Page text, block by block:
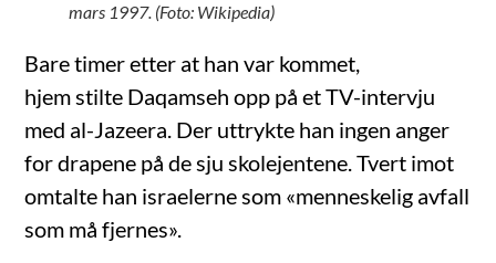
mars 1997. (Foto: Wikipedia)
Bare timer etter at han var kommet,
hjem stilte Daqamseh opp på et TV-intervju
med al-Jazeera. Der uttrykte han ingen anger
for drapene på de sju skolejentene. Tvert imot
omtalte han israelerne som «menneskelig avfall
som må fjernes».